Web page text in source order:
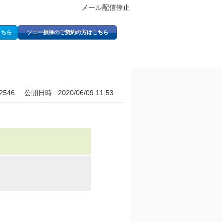
メール配信停止
ら ソニー損保のご契約の方はこちら
公開日時 : 2020/06/09 11:53